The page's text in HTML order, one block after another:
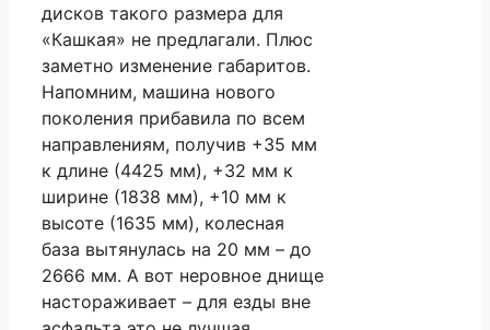
дисков такого размера для
«Кашкая» не предлагали. Плюс
заметно изменение габаритов.
Напомним, машина нового
поколения прибавила по всем
направлениям, получив +35 мм
к длине (4425 мм), +32 мм к
ширине (1838 мм), +10 мм к
высоте (1635 мм), колесная
база вытянулась на 20 мм – до
2666 мм. А вот неровное днище
настораживает – для езды вне